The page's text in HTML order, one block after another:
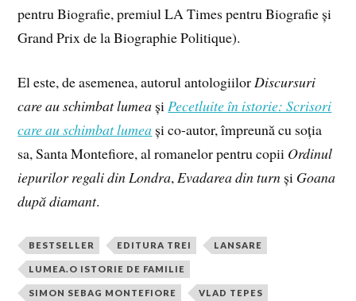
pentru Biografie, premiul LA Times pentru Biografie și
Grand Prix de la Biographie Politique).
El este, de asemenea, autorul antologiilorDiscursuri
care au schimbat lumea șiPecetluite în istorie: Scrisori
care au schimbat lumea și co-autor, împreună cu soția
sa, Santa Montefiore, al romanelor pentru copii Ordinul
iepurilor regali din Londra,Evadarea din turn și Goana
după diamant.
BESTSELLER EDITURA TREI LANSARE
LUMEA.O ISTORIE DE FAMILIE
SIMON SEBAG MONTEFIORE VLAD TEPES